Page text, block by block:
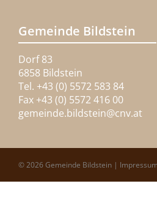
Gemeinde Bildstein
Dorf 83
6858 Bildstein
Tel. +43 (0) 5572 583 84
Fax +43 (0) 5572 416 00
gemeinde.bildstein@cnv.at
© 2026 Gemeinde Bildstein | Impressum